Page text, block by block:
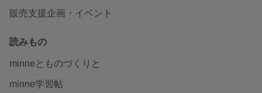
販売支援企画・イベント
読みもの
minneとものづくりと
minne学習帖